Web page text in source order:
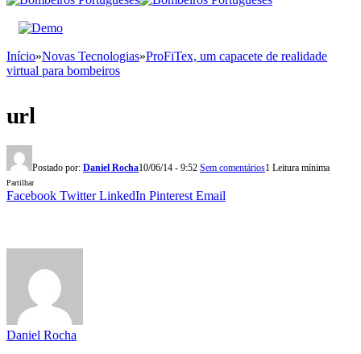
Início»Novas Tecnologias»ProFiTex, um capacete de realidade
virtual para bombeiros
url
Postado por: Daniel Rocha10/06/14 - 9:52 Sem comentários1 Leitura mínima
Partilhar
Facebook Twitter LinkedIn Pinterest Email
Daniel Rocha